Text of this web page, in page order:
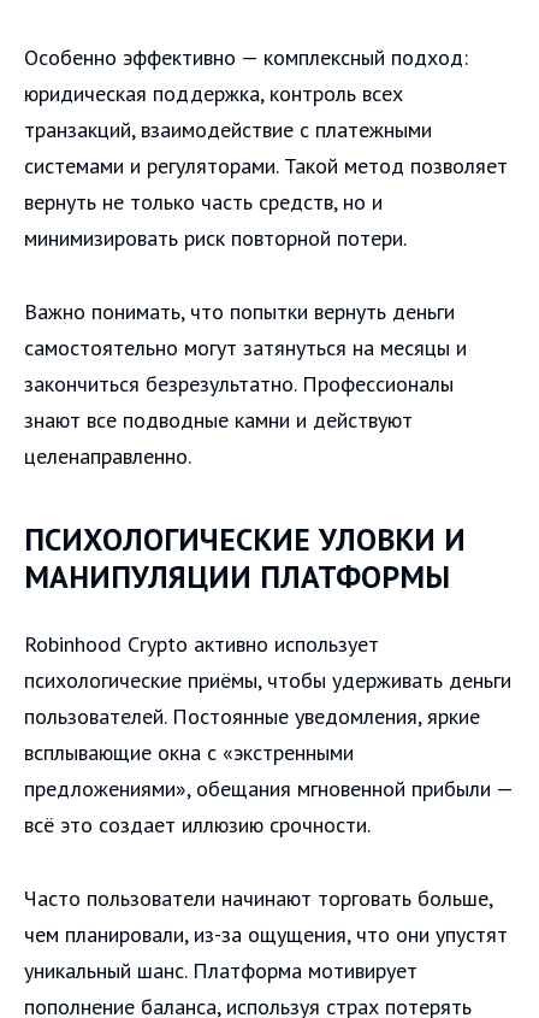
Особенно эффективно — комплексный подход:
юридическая поддержка, контроль всех
транзакций, взаимодействие с платежными
системами и регуляторами. Такой метод позволяет
вернуть не только часть средств, но и
минимизировать риск повторной потери.
Важно понимать, что попытки вернуть деньги
самостоятельно могут затянуться на месяцы и
закончиться безрезультатно. Профессионалы
знают все подводные камни и действуют
целенаправленно.
ПСИХОЛОГИЧЕСКИЕ УЛОВКИ И
МАНИПУЛЯЦИИ ПЛАТФОРМЫ
Robinhood Crypto активно использует
психологические приёмы, чтобы удерживать деньги
пользователей. Постоянные уведомления, яркие
всплывающие окна с «экстренными
предложениями», обещания мгновенной прибыли —
всё это создает иллюзию срочности.
Часто пользователи начинают торговать больше,
чем планировали, из-за ощущения, что они упустят
уникальный шанс. Платформа мотивирует
пополнение баланса, используя страх потерять